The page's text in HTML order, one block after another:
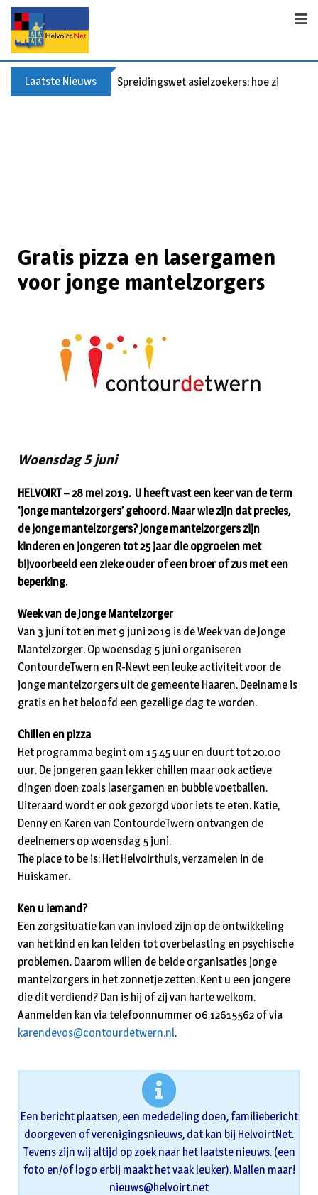
Laatste Nieuws Spreidingswet asielzoekers: hoe zit dat?
Gratis pizza en lasergamen
voor jonge mantelzorgers
Woensdag 5 juni
HELVOIRT – 28 mei 2019. U heeft vast een keer van de term
‘jonge mantelzorgers’ gehoord. Maar wie zijn dat precies,
de jonge mantelzorgers? Jonge mantelzorgers zijn
kinderen en jongeren tot 25 jaar die opgroeien met
bijvoorbeeld een zieke ouder of een broer of zus met een
beperking.
Week van de Jonge Mantelzorger
Van 3 juni tot en met 9 juni 2019 is de Week van de Jonge
Mantelzorger. Op woensdag 5 juni organiseren
ContourdeTwern en R-Newt een leuke activiteit voor de
jonge mantelzorgers uit de gemeente Haaren. Deelname is
gratis en het beloofd een gezellige dag te worden.
Chillen en pizza
Het programma begint om 15.45 uur en duurt tot 20.00
uur. De jongeren gaan lekker chillen maar ook actieve
dingen doen zoals lasergamen en bubble voetballen.
Uiteraard wordt er ook gezorgd voor iets te eten. Katie,
Denny en Karen van ContourdeTwern ontvangen de
deelnemers op woensdag 5 juni.
The place to be is: Het Helvoirthuis, verzamelen in de
Huiskamer.
Ken u iemand?
Een zorgsituatie kan van invloed zijn op de ontwikkeling
van het kind en kan leiden tot overbelasting en psychische
problemen. Daarom willen de beide organisaties jonge
mantelzorgers in het zonnetje zetten. Kent u een jongere
die dit verdiend? Dan is hij of zij van harte welkom.
Aanmelden kan via telefoonnummer 06 12615562 of via
karendevos@contourdetwern.nl.
Een bericht plaatsen, een mededeling doen, familiebericht
doorgeven of verenigingsnieuws, dat kan bij HelvoirtNet.
Tevens zijn wij altijd op zoek naar het laatste nieuws. (een
foto en/of logo erbij maakt het vaak leuker). Mailen maar!
nieuws@helvoirt.net